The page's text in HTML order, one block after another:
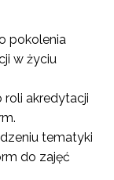
pokolenia
w życiu
roli akredytacji
tematyki
do zajęć